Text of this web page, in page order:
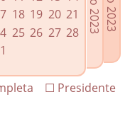
18 19 20 21
25 26 27 28
☐ Presidente